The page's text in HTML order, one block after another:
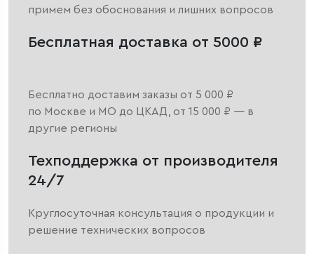
примем без обоснования и лишних вопросов
Бесплатная доставка от 5000 ₽
Бесплатно доставим заказы от 5 000 ₽
по Москве и МО до ЦКАД, от 15 000 ₽ — в
другие регионы
Техподдержка от производителя
24/7
Круглосуточная консультация о продукции и
решение технических вопросов